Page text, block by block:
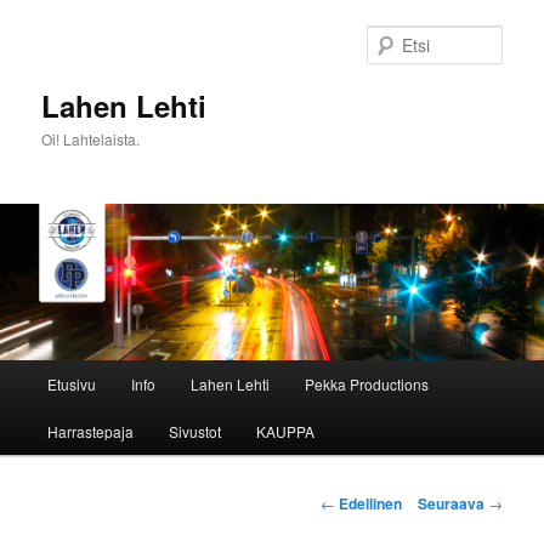
Lahen Lehti
Oi! Lahtelaista.
Etusivu Info Lahen Lehti Pekka Productions
Harrastepaja Sivustot KAUPPA
Artikkelien
← Edellinen Seuraava →